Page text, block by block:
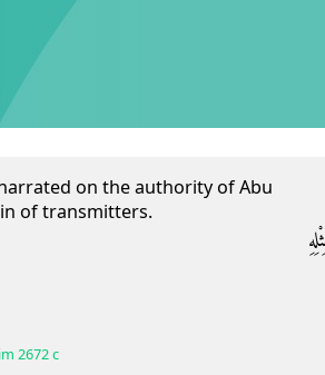
on the authority of Abu
of transmitters.
2672 c